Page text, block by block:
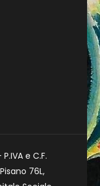
e C.F.
76L,